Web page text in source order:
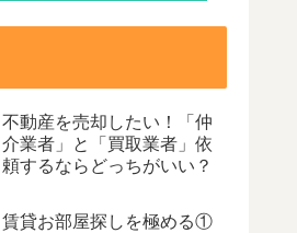
不動産を売却したい！「仲
介業者」と「買取業者」依
頼するならどっちがいい？
賃貸お部屋探しを極める①